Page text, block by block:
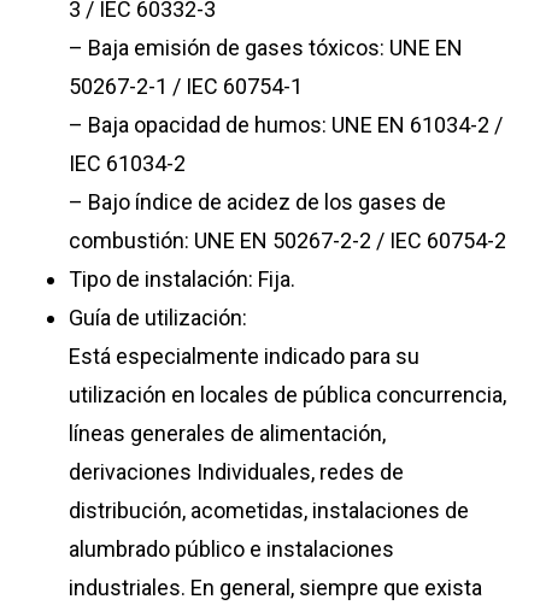
3 / IEC 60332-3
– Baja emisión de gases tóxicos: UNE EN
50267-2-1 / IEC 60754-1
– Baja opacidad de humos: UNE EN 61034-2 /
IEC 61034-2
– Bajo índice de acidez de los gases de
combustión: UNE EN 50267-2-2 / IEC 60754-2
Tipo de instalación: Fija.
Guía de utilización:
Está especialmente indicado para su
utilización en locales de pública concurrencia,
líneas generales de alimentación,
derivaciones Individuales, redes de
distribución, acometidas, instalaciones de
alumbrado público e instalaciones
industriales. En general, siempre que exista